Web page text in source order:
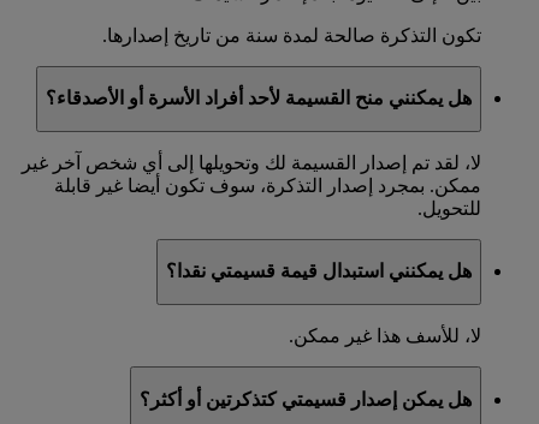
تكون التذكرة صالحة لمدة سنة من تاريخ إصدارها.
هل يمكنني منح القسيمة لأحد أفراد الأسرة أو الأصدقاء؟
لا، لقد تم إصدار القسيمة لك وتحويلها إلى أي شخص آخر غير
ممكن. بمجرد إصدار التذكرة، سوف تكون أيضا غير قابلة
للتحويل.
هل يمكنني استبدال قيمة قسيمتي نقدا؟
لا، للأسف هذا غير ممكن.
هل يمكن إصدار قسيمتي كتذكرتين أو أكثر؟